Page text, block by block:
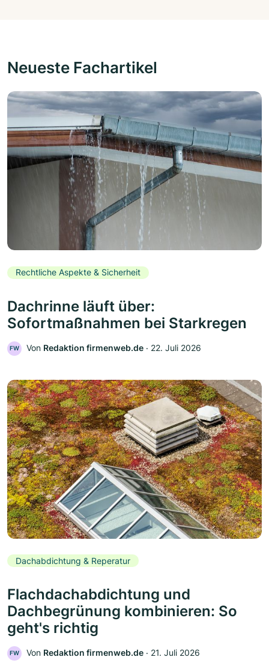
Neueste Fachartikel
Rechtliche Aspekte & Sicherheit
Dachrinne läuft über:
Sofortmaßnahmen bei Starkregen
FW Von Redaktion firmenweb.de ‧ 22. Juli 2026
Dachabdichtung & Reperatur
Flachdachabdichtung und
Dachbegrünung kombinieren: So
geht's richtig
FW Von Redaktion firmenweb.de ‧ 21. Juli 2026